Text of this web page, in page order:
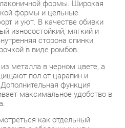
сторона спинки
в виде ромбов.
металла в черном цвете, а
пол от царапин и
функция
максимальное удобство в
как отдельный
с обеденным или